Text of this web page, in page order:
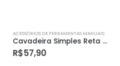
ACESSÓRIOS DE FERRAMENTAS MANUAIS
Cavadeira Simples Reta com Cabo 125cm – Paraboni
R$57,90